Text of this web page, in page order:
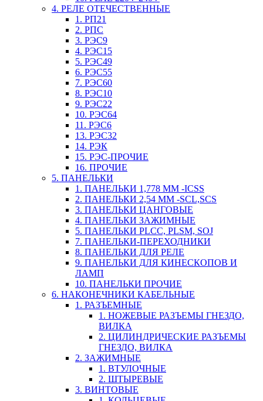
4. РЕЛЕ ОТЕЧЕСТВЕННЫЕ
1. РП21
2. РПС
3. РЭС9
4. РЭС15
5. РЭС49
6. РЭС55
7. РЭС60
8. РЭС10
9. РЭС22
10. РЭС64
11. РЭС6
13. РЭС32
14. РЭК
15. РЭС-ПРОЧИЕ
16. ПРОЧИЕ
5. ПАНЕЛЬКИ
1. ПАНЕЛЬКИ 1,778 ММ -ICSS
2. ПАНЕЛЬКИ 2,54 ММ -SCL,SCS
3. ПАНЕЛЬКИ ЦАНГОВЫЕ
4. ПАНЕЛЬКИ ЗАЖИМНЫЕ
5. ПАНЕЛЬКИ PLCC, PLSM, SOJ
7. ПАНЕЛЬКИ-ПЕРЕХОДНИКИ
8. ПАНЕЛЬКИ ДЛЯ РЕЛЕ
9. ПАНЕЛЬКИ ДЛЯ КИНЕСКОПОВ И
ЛАМП
10. ПАНЕЛЬКИ ПРОЧИЕ
6. НАКОНЕЧНИКИ КАБЕЛЬНЫЕ
1. РАЗЪЕМНЫЕ
1. НОЖЕВЫЕ РАЗЪЕМЫ ГНЕЗДО,
ВИЛКА
2. ЦИЛИНДРИЧЕСКИЕ РАЗЪЕМЫ
ГНЕЗДО, ВИЛКА
2. ЗАЖИМНЫЕ
1. ВТУЛОЧНЫЕ
2. ШТЫРЕВЫЕ
3. ВИНТОВЫЕ